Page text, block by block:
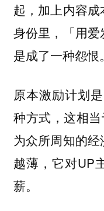
起，加上内容
身份里，「用
是成了一种怨恨。
原本激励计划
种方式，这相
为众所周知的
越薄，它对UP
薪。